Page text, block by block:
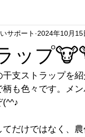
ップ
サポート 2024年10月15
支ストラップを紹
も色々です。メ
てだけではなく、